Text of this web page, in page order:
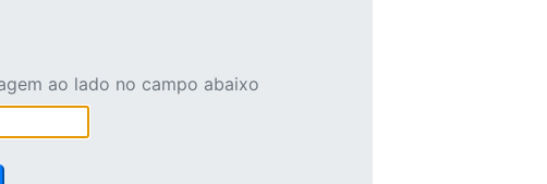
ao lado no campo abaixo